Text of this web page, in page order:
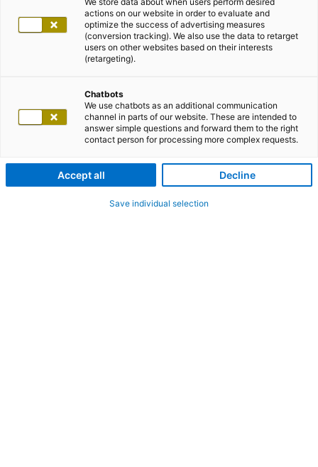
actions on our website in order to evaluate and
optimize the success of advertising measures
(conversion tracking). We also use the data to retarget
users on other websites based on their interests
(retargeting).
Chatbots
We use chatbots as an additional communication
channel in parts of our website. These are intended to
answer simple questions and forward them to the right
contact person for processing more complex requests.
Accept all Decline
Save individual selection